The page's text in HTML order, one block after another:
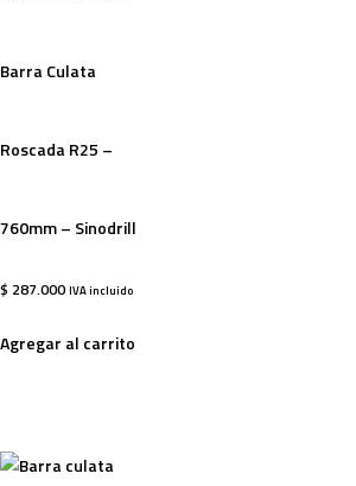
Barra Culata
Roscada R25 –
760mm – Sinodrill
$ 287.000 IVA incluido
Agregar al carrito